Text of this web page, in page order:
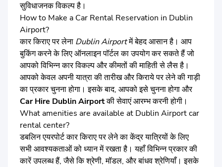
सुविधाजनक विकल्प है।
How to Make a Car Rental Reservation in Dublin
Airport?
कार किराए पर लेना Dublin Airportमें बेहद आसान है। आप
बुकिंग करने के लिए ऑनलाइन पॉर्टल का उपयोग कर सकते हैं जो
आपको विभिन्न कार विकल्प और कीमतों की माहिती से लैस है।
आपको केवल अपनी यात्रा की तारीख और किराये पर लेने की गाड़ी
का प्रकार चुनना होगा। इसके बाद, आपको इसे चुनना होगा और
Car Hire Dublin Airportकी सेवाएं आरम्भ करनी होगी।
What amenities are available at Dublin Airport car
rental center?
डबलिन एयरपोर्ट कार किराए पर लेने का केंद्र यात्रियों के लिए
सभी आवश्यकताओं को ध्यान में रखता है। यहाँ विभिन्न प्रकार की
कारें उपलब्ध हैं, जैसे कि श्रेणी, मॉडल, और बांधव श्रेणियाँ। इसके